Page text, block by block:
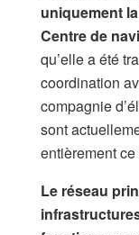
uniquement
Centre de
qu’elle a été
coordination
compagnie
sont
entièrement
Le réseau